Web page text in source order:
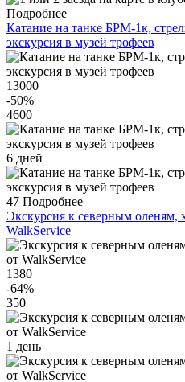
Подробнее
Катание на танке БРМ-1к,
экскурсия в музей трофеев
13000
-50%
4600
6 дней
47 Подробнее
Экскурсия к северным
WalkService
1380
-64%
350
1 день